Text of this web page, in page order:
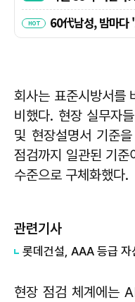
회사는 표준시방서를
비했다. 현장 실무자
및 현장설명서 기준
점검까지 일관된 기
수준으로 구체화했다.
관련기사
롯데건설, AAA 등급
현장 점검 체계에는